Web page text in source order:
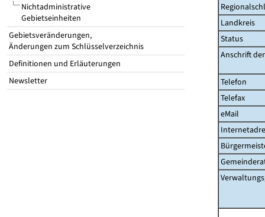
Nichtadministrative
Gebietseinheiten
Gebietsveränderungen,
Änderungen zum Schlüsselverzeichnis
Definitionen und Erläuterungen
Newsletter
Landkreis
Status
Anschrift
Telefon
Telefax
eMail